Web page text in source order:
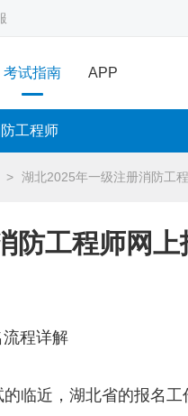
考试指南 APP
工程师
> 湖北2025年一级注册消防工
防工程师网上
程详解
临近，湖北省的报名